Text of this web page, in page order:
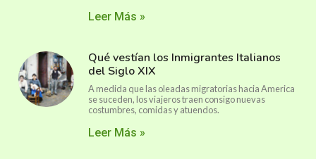
Leer Más »
Qué vestían los Inmigrantes Italianos
del Siglo XIX
A medida que las oleadas migratorias hacia America
se suceden, los viajeros traen consigo nuevas
costumbres, comidas y atuendos.
Leer Más »